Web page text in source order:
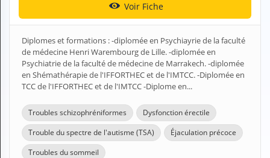
Professionnel de santé
Médicament
Questions médicales
Voir Fiche
Diplomes et formations : -diplomée en Psychiayrie de la faculté
de médecine Henri Warembourg de Lille. -diplomée en
Psychiatrie de la faculté de médecine de Marrakech. -diplomée
en Shémathérapie de l'IFFORTHEC et de l'IMTCC. -Diplomée en
TCC de l'IFFORTHEC et de l'IMTCC -Diplome en...
Troubles schizophréniformes
Dysfonction érectile
Trouble du spectre de l'autisme (TSA)
Éjaculation précoce
Troubles du sommeil